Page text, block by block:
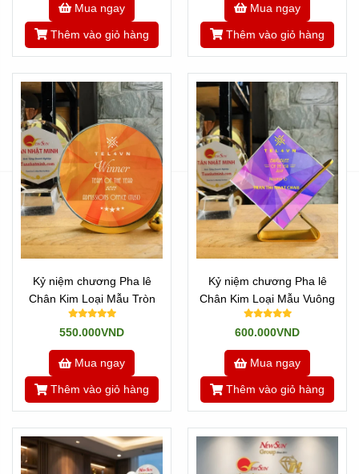
Mua ngay
Thêm vào giỏ hàng
Mua ngay
Thêm vào giỏ hàng
Kỷ niệm chương Pha lê
Chân Kim Loại Mẫu Tròn
550.000VND
Mua ngay
Thêm vào giỏ hàng
Kỷ niệm chương Pha lê
Chân Kim Loại Mẫu Vuông
600.000VND
Mua ngay
Thêm vào giỏ hàng